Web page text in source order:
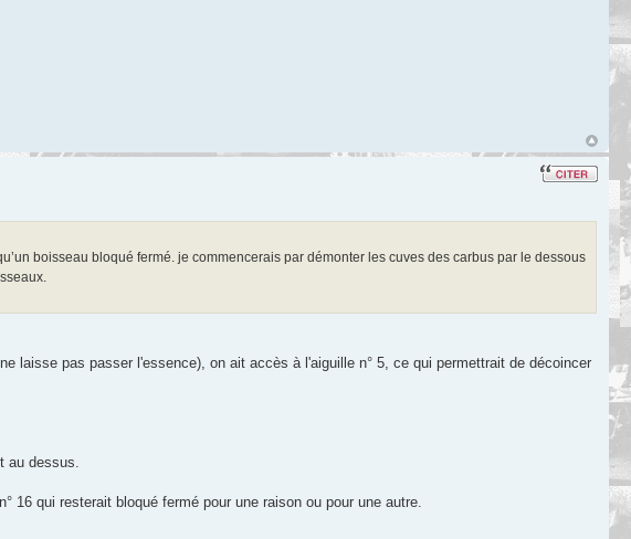
boisseau bloqué fermé. je commencerais par démonter les cuves des carbus par le dessous
laisse pas passer l'essence), on ait accès à l'aiguille n° 5, ce qui permettrait de décoincer
au dessus.
16 qui resterait bloqué fermé pour une raison ou pour une autre.